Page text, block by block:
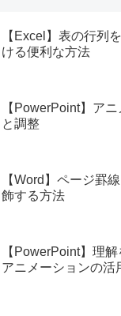
【Excel】表の行列
ける便利な方法
【PowerPoint】ア
と調整
【Word】ページ罫
飾する方法
【PowerPoint】理
アニメーションの活